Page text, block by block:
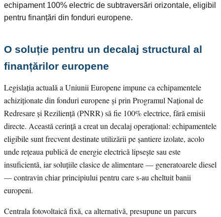
echipament 100% electric de subtraversări orizontale, eligibil
pentru finanțări din fonduri europene.
O soluție pentru un decalaj structural al
finanțărilor europene
Legislația actuală a Uniunii Europene impune ca echipamentele
achiziționate din fonduri europene și prin Programul Național de
Redresare și Reziliență (PNRR) să fie 100% electrice, fără emisii
directe. Această cerință a creat un decalaj operațional: echipamentele
eligibile sunt frecvent destinate utilizării pe șantiere izolate, acolo
unde rețeaua publică de energie electrică lipsește sau este
insuficientă, iar soluțiile clasice de alimentare — generatoarele diesel
— contravin chiar principiului pentru care s-au cheltuit banii
europeni.
Centrala fotovoltaică fixă, ca alternativă, presupune un parcurs